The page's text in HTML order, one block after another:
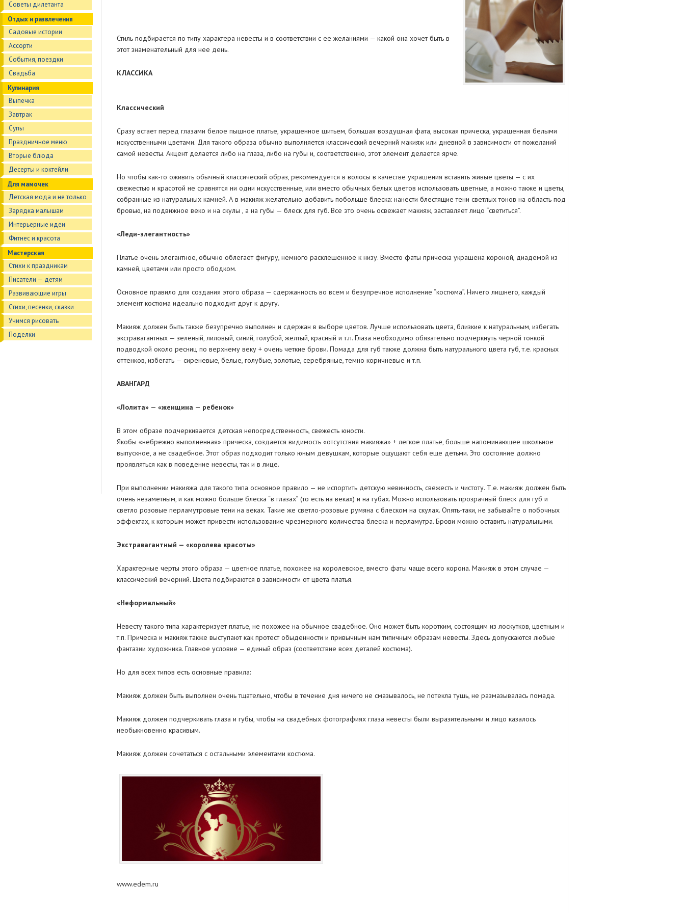
Советы дилетанта
Отдых и развлечения
Садовые истории
Ассорти
События, поездки
Свадьба
Кулинария
Выпечка
Завтрак
Супы
Праздничное меню
Вторые блюда
Десерты и коктейли
Для мамочек
Детская мода и не только
Зарядка малышам
Интерьерные идеи
Фитнес и красота
Мастерская
Стихи к праздникам
Писатели — детям
Развивающие игры
Стихи, песенки, сказки
Учимся рисовать
Поделки
Стиль подбирается по типу характера невесты и в соответствии с ее желаниями — какой она хочет быть в
этот знаменательный для нее день.
КЛАССИКА
Классический
Сразу встает перед глазами белое пышное платье, украшенное шитьем, большая воздушная фата, высокая прическа, украшенная белыми
искусственными цветами. Для такого образа обычно выполняется классический вечерний макияж или дневной в зависимости от пожеланий
самой невесты. Акцент делается либо на глаза, либо на губы и, соответственно, этот элемент делается ярче.
Но чтобы как-то оживить обычный классический образ, рекомендуется в волосы в качестве украшения вставить живые цветы — с их
свежестью и красотой не сравнятся ни одни искусственные, или вместо обычных белых цветов использовать цветные, а можно также и цветы,
собранные из натуральных камней. А в макияж желательно добавить побольше блеска: нанести блестящие тени светлых тонов на область под
бровью, на подвижное веко и на скулы , а на губы — блеск для губ. Все это очень освежает макияж, заставляет лицо “светиться”.
«Леди-элегантность»
Платье очень элегантное, обычно облегает фигуру, немного расклешенное к низу. Вместо фаты прическа украшена короной, диадемой из
камней, цветами или просто ободком.
Основное правило для создания этого образа — сдержанность во всем и безупречное исполнение “костюма”. Ничего лишнего, каждый
элемент костюма идеально подходит друг к другу.
Макияж должен быть также безупречно выполнен и сдержан в выборе цветов. Лучше использовать цвета, близкие к натуральным, избегать
экстравагантных — зеленый, лиловый, синий, голубой, желтый, красный и т.п. Глаза необходимо обязательно подчеркнуть черной тонкой
подводкой около ресниц по верхнему веку + очень четкие брови. Помада для губ также должна быть натурального цвета губ, т.е. красных
оттенков, избегать — сиреневые, белые, голубые, золотые, серебряные, темно коричневые и т.п.
АВАНГАРД
«Лолита» — «женщина — ребенок»
В этом образе подчеркивается детская непосредственность, свежесть юности.
Якобы «небрежно выполненная» прическа, создается видимость «отсутствия макияжа» + легкое платье, больше напоминающее школьное
выпускное, а не свадебное. Этот образ подходит только юным девушкам, которые ощущают себя еще детьми. Это состояние должно
проявляться как в поведение невесты, так и в лице.
При выполнении макияжа для такого типа основное правило — не испортить детскую невинность, свежесть и чистоту. Т.е. макияж должен быть
очень незаметным, и как можно больше блеска “в глазах” (то есть на веках) и на губах. Можно использовать прозрачный блеск для губ и
светло розовые перламутровые тени на веках. Такие же светло-розовые румяна с блеском на скулах. Опять-таки, не забывайте о побочных
эффектах, к которым может привести использование чрезмерного количества блеска и перламутра. Брови можно оставить натуральными.
Экстравагантный — «королева красоты»
Характерные черты этого образа — цветное платье, похожее на королевское, вместо фаты чаще всего корона. Макияж в этом случае —
классический вечерний. Цвета подбираются в зависимости от цвета платья.
«Неформальный»
Невесту такого типа характеризует платье, не похожее на обычное свадебное. Оно может быть коротким, состоящим из лоскутков, цветным и
т.п. Прическа и макияж также выступают как протест обыденности и привычным нам типичным образам невесты. Здесь допускаются любые
фантазии художника. Главное условие — единый образ (соответствие всех деталей костюма).
Но для всех типов есть основные правила:
Макияж должен быть выполнен очень тщательно, чтобы в течение дня ничего не смазывалось, не потекла тушь, не размазывалась помада.
Макияж должен подчеркивать глаза и губы, чтобы на свадебных фотографиях глаза невесты были выразительными и лицо казалось
необыкновенно красивым.
Макияж должен сочетаться с остальными элементами костюма.
www.edem.ru